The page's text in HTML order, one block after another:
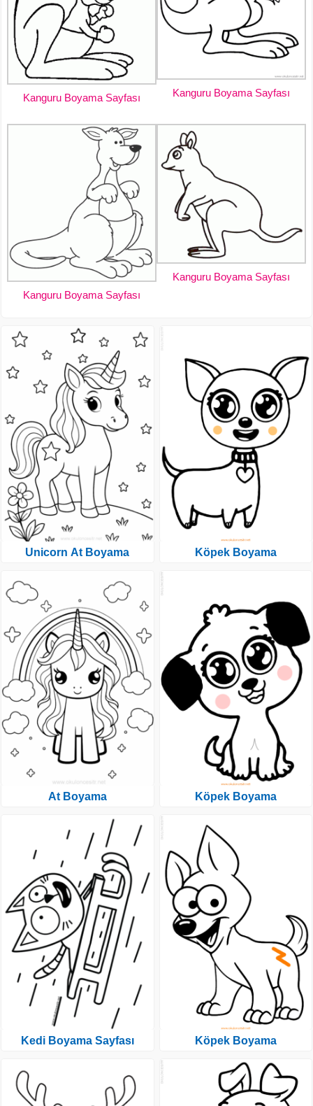
Kanguru Boyama Sayfası Kanguru Boyama Sayfası
Kanguru Boyama Sayfası
Kanguru Boyama Sayfası
Unicorn At Boyama
At Boyama
Kedi Boyama Sayfası
Köpek Boyama
Köpek Boyama
Köpek Boyama